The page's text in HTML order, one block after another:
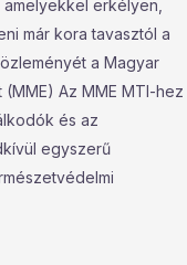
erkélyen,
már kora tavasztól a
a Magyar
Az MME MTI-hez
és az
egyszerű